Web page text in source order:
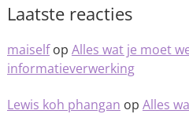
Laatste reacties
maiselfop Alles wat je moet
informatieverwerking
Lewis koh phangan op Alles